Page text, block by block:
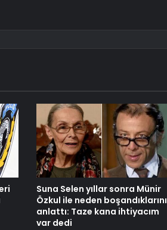
Suna Selen yıllar sonra Münir
Özkul ile neden boşandıklarını
anlattı: Taze kana ihtiyacım
var dedi